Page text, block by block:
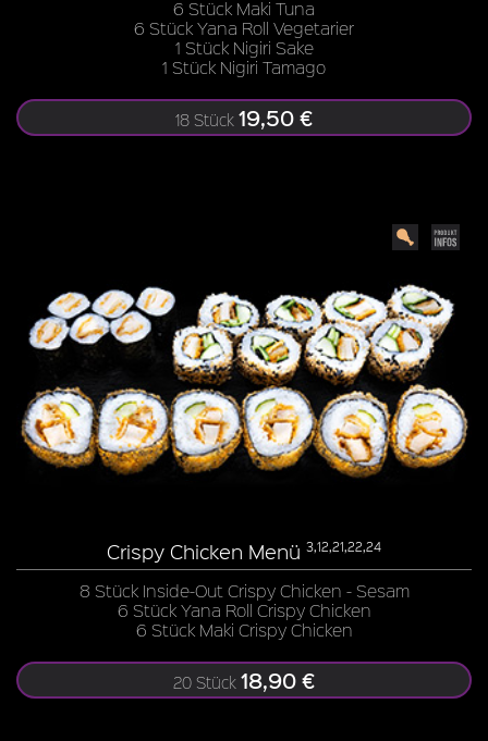
6 Stück Maki Tuna
6 Stück Yana Roll Vegetarier
1 Stück Nigiri Sake
1 Stück Nigiri Tamago
18 Stück 19,50 €
Crispy Chicken Menü 3,12,21,22,24
8 Stück Inside-Out Crispy Chicken - Sesam
6 Stück Yana Roll Crispy Chicken
6 Stück Maki Crispy Chicken
20 Stück 18,90 €